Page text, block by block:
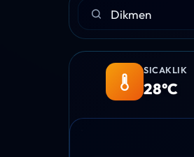
SICAKLIK
28°C
07:00 08:00